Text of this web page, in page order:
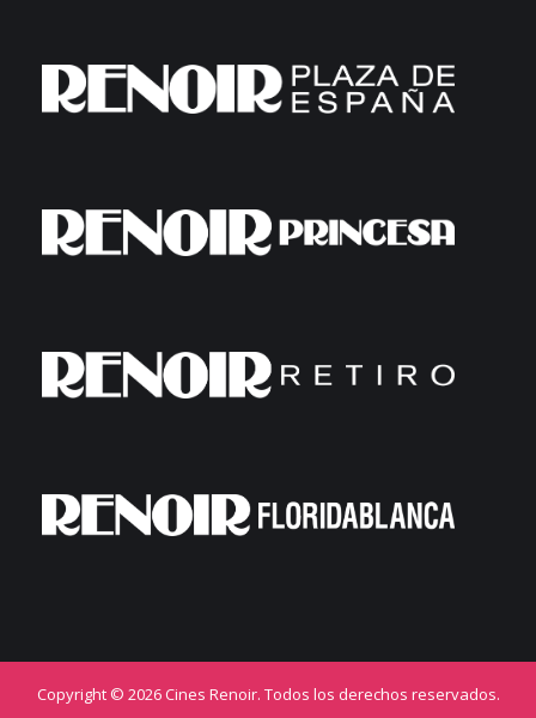
Copyright © 2026 Cines Renoir. Todos los derechos reservados.